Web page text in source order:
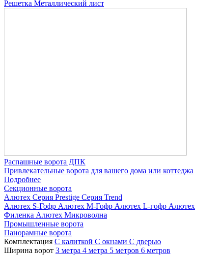
Решетка Металлический лист
Распашные ворота ДПК
Привлекательные ворота для вашего дома или коттеджа
Подробнее
Секционные ворота
Алютех Серия Prestige Серия Trend
Алютех S-Гофр Алютех M-Гофр Алютех L-гофр Алютех
Филенка Алютех Микроволна
Промышленные ворота
Панорамные ворота
Комплектация С калиткой С окнами C дверью
Ширина ворот 3 метра 4 метра 5 метров 6 метров